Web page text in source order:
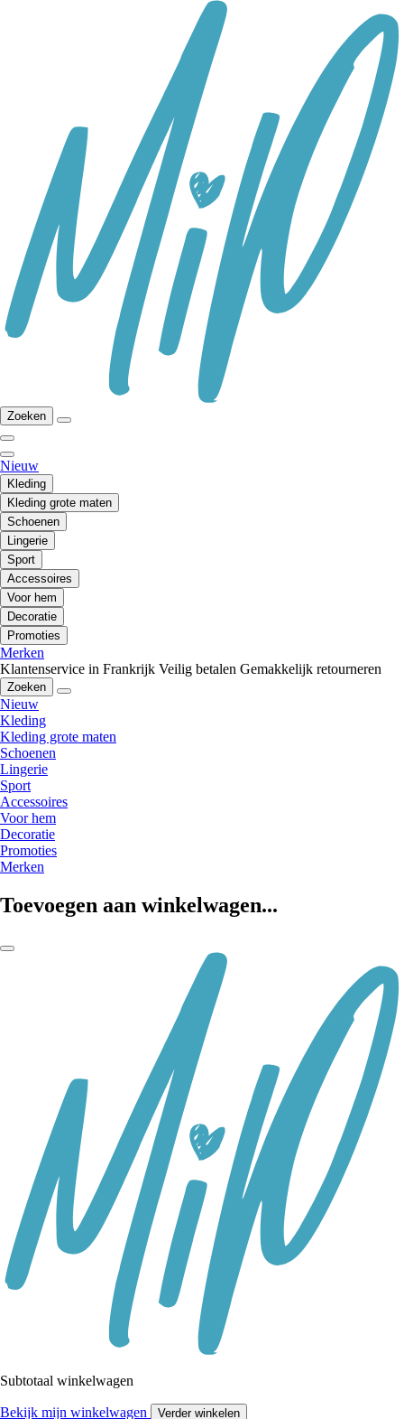
Zoeken
Nieuw
Kleding
Kleding grote maten
Schoenen
Lingerie
Sport
Accessoires
Voor hem
Decoratie
Promoties
Merken
Klantenservice in Frankrijk Veilig betalen Gemakkelijk retourneren
Zoeken
Nieuw
Kleding
Kleding grote maten
Schoenen
Lingerie
Sport
Accessoires
Voor hem
Decoratie
Promoties
Merken
Toevoegen aan winkelwagen...
Subtotaal winkelwagen
Bekijk mijn winkelwagen Verder winkelen